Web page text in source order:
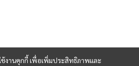
ช้งานคุกกี้ เพื่อเพิ่มประสิทธิภาพและ